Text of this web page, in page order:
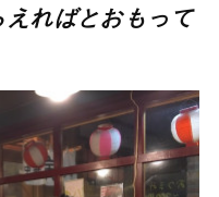
ればとおもって